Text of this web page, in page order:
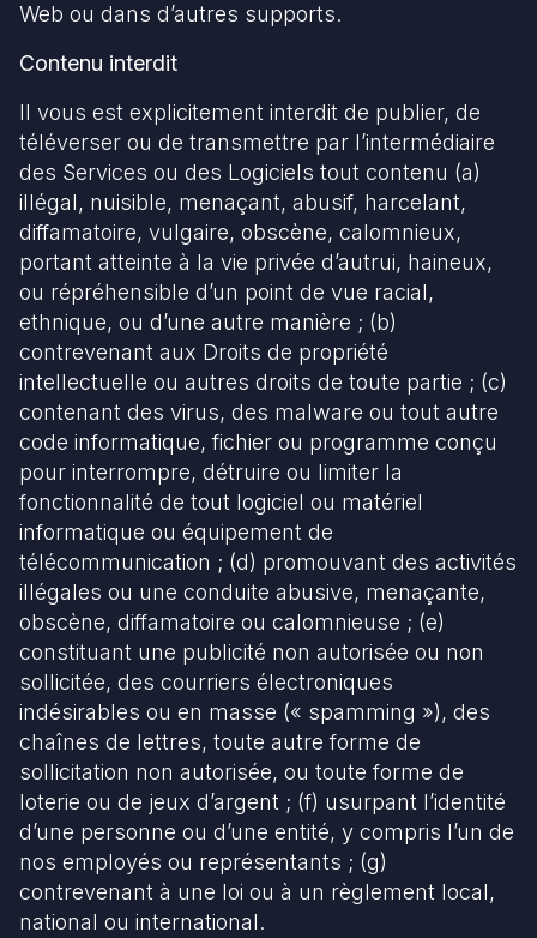
Web ou dans d’autres supports.
Contenu interdit
Il vous est explicitement interdit de publier, de
téléverser ou de transmettre par l’intermédiaire
des Services ou des Logiciels tout contenu (a)
illégal, nuisible, menaçant, abusif, harcelant,
diffamatoire, vulgaire, obscène, calomnieux,
portant atteinte à la vie privée d’autrui, haineux,
ou répréhensible d’un point de vue racial,
ethnique, ou d’une autre manière ; (b)
contrevenant aux Droits de propriété
intellectuelle ou autres droits de toute partie ; (c)
contenant des virus, des malware ou tout autre
code informatique, fichier ou programme conçu
pour interrompre, détruire ou limiter la
fonctionnalité de tout logiciel ou matériel
informatique ou équipement de
télécommunication ; (d) promouvant des activités
illégales ou une conduite abusive, menaçante,
obscène, diffamatoire ou calomnieuse ; (e)
constituant une publicité non autorisée ou non
sollicitée, des courriers électroniques
indésirables ou en masse (« spamming »), des
chaînes de lettres, toute autre forme de
sollicitation non autorisée, ou toute forme de
loterie ou de jeux d’argent ; (f) usurpant l’identité
d’une personne ou d’une entité, y compris l’un de
nos employés ou représentants ; (g)
contrevenant à une loi ou à un règlement local,
national ou international.